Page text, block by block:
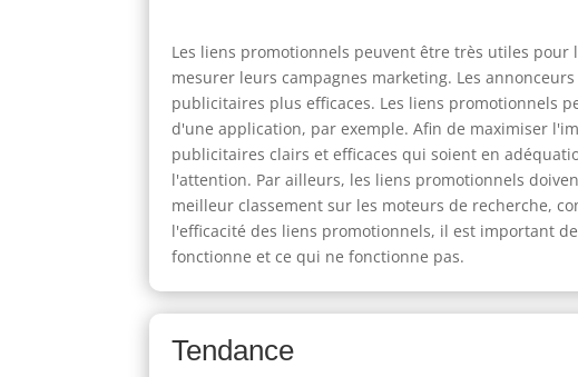
Les liens promotionnels peuvent être très utiles
mesurer leurs campagnes marketing. Les
publicitaires plus efficaces. Les liens promotionnels
d'une application, par exemple. Afin de maximiser
publicitaires clairs et efficaces qui soient en
l'attention. Par ailleurs, les liens promotionnels
meilleur classement sur les moteurs de recherche,
l'efficacité des liens promotionnels, il est important
fonctionne et ce qui ne fonctionne pas.
Tendance